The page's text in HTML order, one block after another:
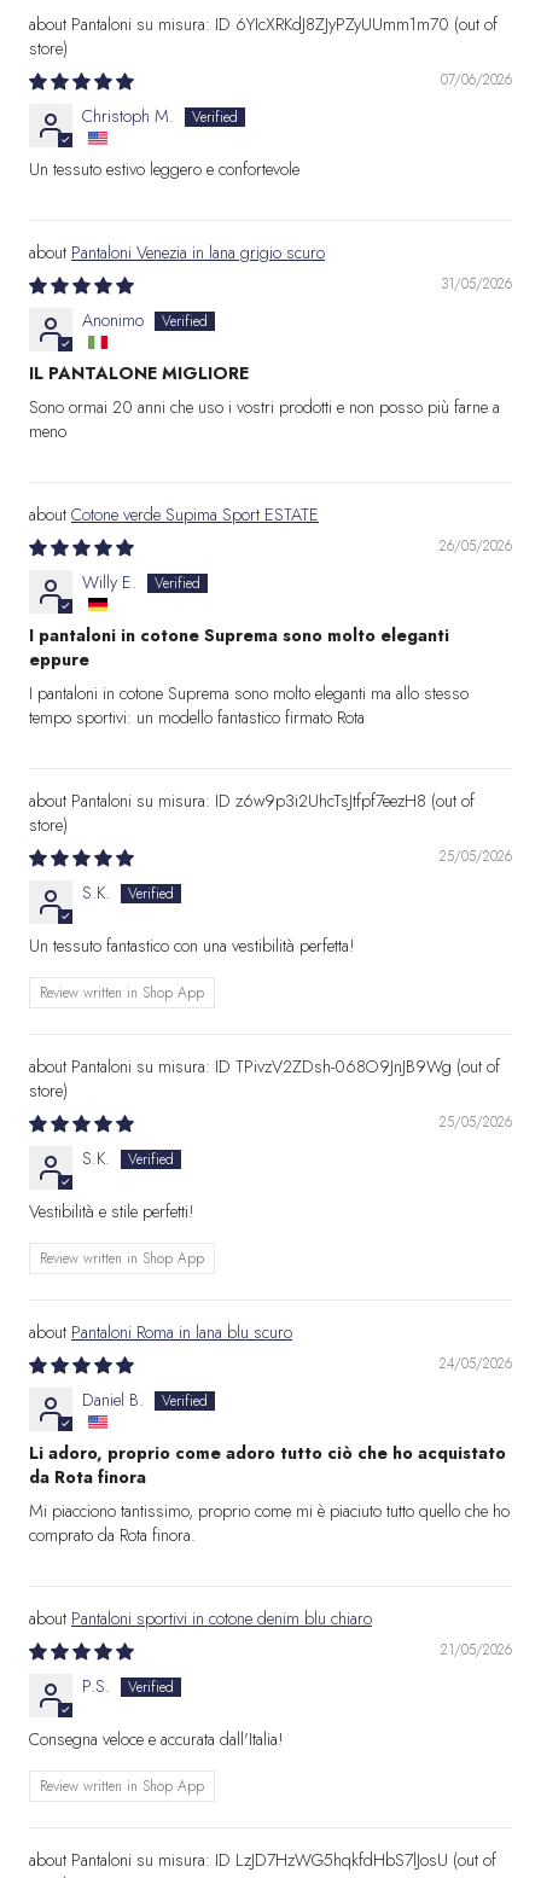
Pantaloni su misura: ID 6YIcXRKdJ8ZJyPZyUUmm1m70
07/06/2026
Christoph M.
Un tessuto estivo leggero e confortevole
Pantaloni Venezia in lana grigio scuro
31/05/2026
Anonimo
IL PANTALONE MIGLIORE
Sono ormai 20 anni che uso i vostri prodotti e non posso più farne a
meno
Cotone verde Supima Sport ESTATE
26/05/2026
Willy E.
I pantaloni in cotone Suprema sono molto eleganti
eppure
I pantaloni in cotone Suprema sono molto eleganti ma allo stesso
tempo sportivi: un modello fantastico firmato Rota
Pantaloni su misura: ID z6w9p3i2UhcTsJtfpf7eezH8
25/05/2026
S.K.
Un tessuto fantastico con una vestibilità perfetta!
Review written in Shop App
Pantaloni su misura: ID TPivzV2ZDsh-068O9JnJB9Wg
25/05/2026
S.K.
Vestibilità e stile perfetti!
Review written in Shop App
Pantaloni Roma in lana blu scuro
24/05/2026
Daniel B.
Li adoro, proprio come adoro tutto ciò che ho acquistato
da Rota finora
Mi piacciono tantissimo, proprio come mi è piaciuto tutto quello che ho
comprato da Rota finora.
Pantaloni sportivi in cotone denim blu chiaro
21/05/2026
P.S.
Consegna veloce e accurata dall'Italia!
Review written in Shop App
Pantaloni su misura: ID LzJD7HzWG5hqkfdHbS7lJosU